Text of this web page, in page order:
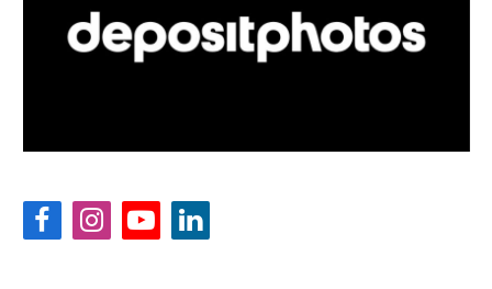
FacebookInstagramYouTubeLinkedIn